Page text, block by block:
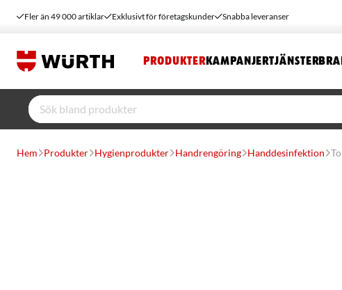
Fler än 49 000 artiklar Exklusivt för företagskunder Snabba leveranser
PRODUKTER KAMPANJERTJÄNSTER
Hem Produkter Hygienprodukter Handrengöring Handdesinfektion